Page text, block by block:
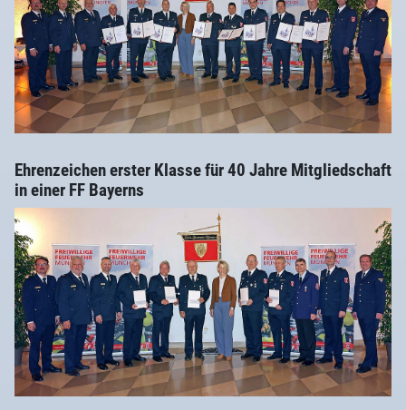
Ehrenzeichen erster Klasse für 40 Jahre Mitgliedschaft
in einer FF Bayerns